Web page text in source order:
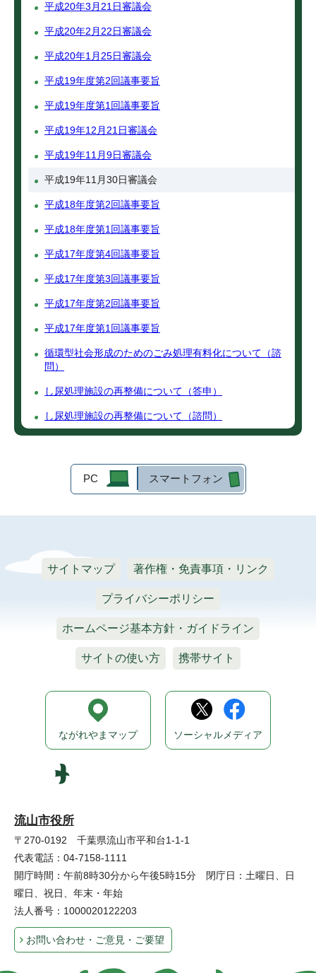
平成20年3月21日審議会
平成20年2月22日審議会
平成20年1月25日審議会
平成19年度第2回議事要旨
平成19年度第1回議事要旨
平成19年12月21日審議会
平成19年11月9日審議会
平成19年11月30日審議会
平成18年度第2回議事要旨
平成18年度第1回議事要旨
平成17年度第4回議事要旨
平成17年度第3回議事要旨
平成17年度第2回議事要旨
平成17年度第1回議事要旨
循環型社会形成のためのごみ処理有料化について（諮
問）
し尿処理施設の再整備について（答申）
し尿処理施設の再整備について（諮問）
PC スマートフォン
サイトマップ 著作権・免責事項・リンク
プライバシーポリシー
ホームページ基本方針・ガイドライン
サイトの使い方 携帯サイト
流山市役所
〒270-0192 千葉県流山市平和台1-1-1
代表電話：04-7158-1111
開庁時間：午前8時30分から午後5時15分 閉庁日：土曜日、日
曜日、祝日、年末・年始
法人番号：1000020122203
お問い合わせ・ご意見・ご要望
ながれやまマップ ソーシャルメディア